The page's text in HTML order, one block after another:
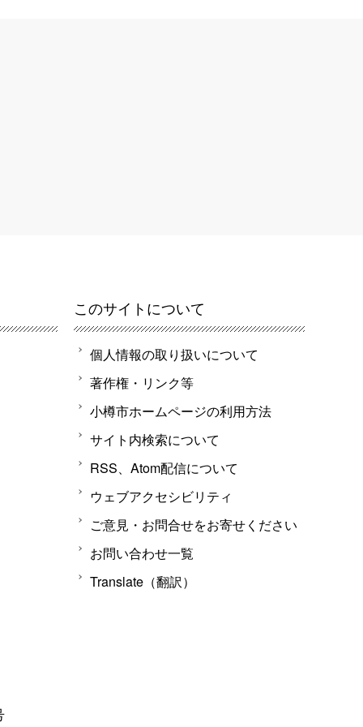
このサイトについて
個人情報の取り扱いについて
著作権・リンク等
小樽市ホームページの利用方法
サイト内検索について
RSS、Atom配信について
ウェブアクセシビリティ
ご意見・お問合せをお寄せください
お問い合わせ一覧
Translate（翻訳）